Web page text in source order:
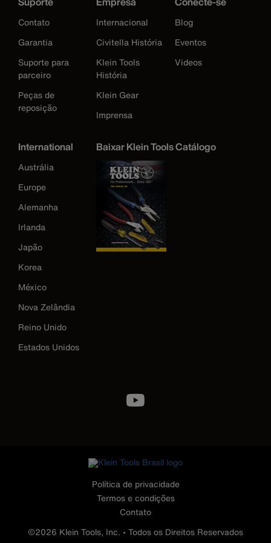
Contato
Garantia
Suporte para
parceiro
Peças de
reposição
Internacional
Civitella História
Klein Tools
História
Klein Gear
Imprensa
Blog
Eventos
Videos
International
Austrália
Europe
Alemanha
Irlanda
Japão
Korea
México
Nova Zelândia
Reino Unido
Estados Unidos
Baixar Klein Tools Catálogo
Política de privacidade
Termos e condições
Contato
©2026 Klein Tools, Inc. • Todos os Direitos Reservados